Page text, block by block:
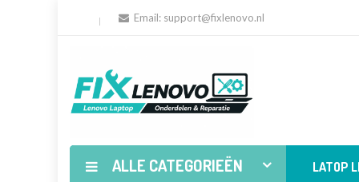
Email: support@fixlenovo.nl
ALLE CATEGORIEËN LATOP